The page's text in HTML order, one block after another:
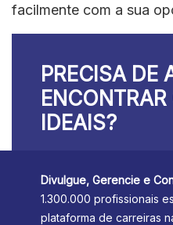
facilmente com a sua
PRECISA DE
IDEAIS?
Divulgue, Gerencie e
1.300.000 profissionais
plataforma de carreiras